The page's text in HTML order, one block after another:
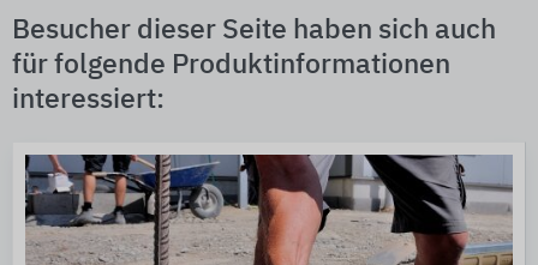
Besucher dieser Seite haben sich auch
für folgende Produktinformationen
interessiert: